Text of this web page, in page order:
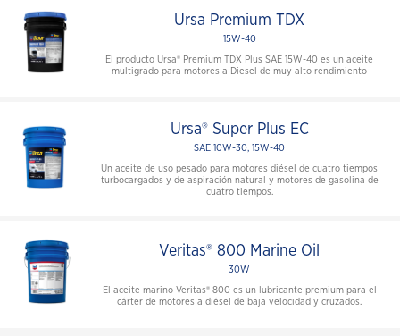
Ursa Premium TDX
15W-40
El producto Ursa® Premium TDX Plus SAE 15W-40 es un aceite
multigrado para motores a Diesel de muy alto rendimiento
Ursa® Super Plus EC
SAE 10W-30, 15W-40
Un aceite de uso pesado para motores diésel de cuatro tiempos
turbocargados y de aspiración natural y motores de gasolina de
cuatro tiempos.
Veritas® 800 Marine Oil
30W
El aceite marino Veritas® 800 es un lubricante premium para el
cárter de motores a diésel de baja velocidad y cruzados.